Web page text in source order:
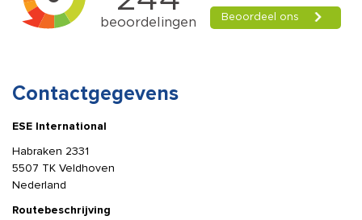
Contactgegevens
ESE International
Habraken 2331
5507 TK Veldhoven
Nederland
Routebeschrijving